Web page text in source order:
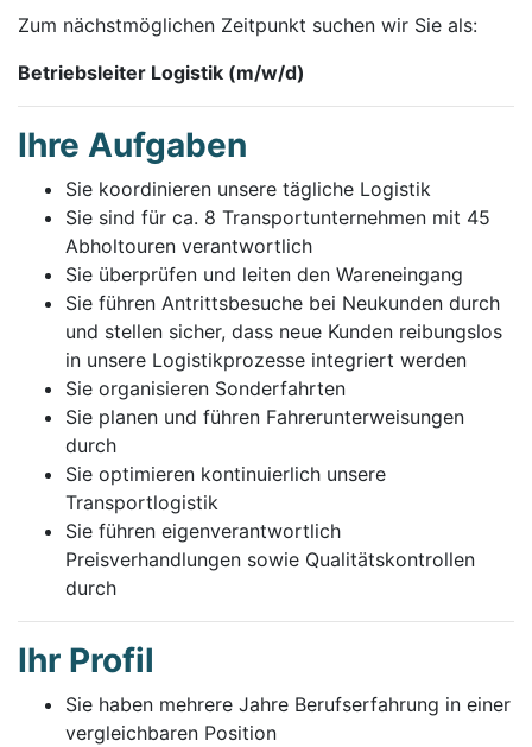
Zum nächstmöglichen Zeitpunkt suchen wir Sie als:
Betriebsleiter Logistik (m/w/d)
Ihre Aufgaben
Sie koordinieren unsere tägliche Logistik
Sie sind für ca. 8 Transportunternehmen mit 45
Abholtouren verantwortlich
Sie überprüfen und leiten den Wareneingang
Sie führen Antrittsbesuche bei Neukunden durch
und stellen sicher, dass neue Kunden reibungslos
in unsere Logistikprozesse integriert werden
Sie organisieren Sonderfahrten
Sie planen und führen Fahrerunterweisungen
durch
Sie optimieren kontinuierlich unsere
Transportlogistik
Sie führen eigenverantwortlich
Preisverhandlungen sowie Qualitätskontrollen
durch
Ihr Profil
Sie haben mehrere Jahre Berufserfahrung in einer
vergleichbaren Position